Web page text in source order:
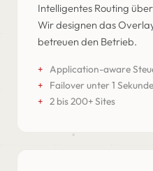
Intelligentes Routing
Wir designen das
betreuen den Betrieb.
Application-aware
Failover unter 1 Sekunde
2 bis 200+ Sites